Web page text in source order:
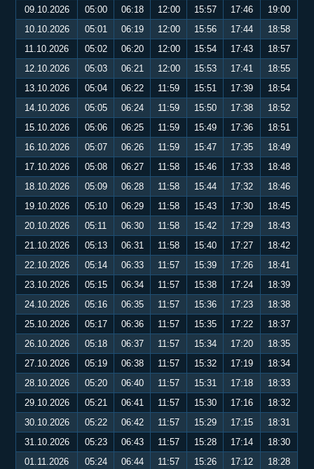
09.10.2026
05:00 06:18 12:00 15:57 17:46
19:00
10.10.2026
05:01 06:19 12:00 15:56 17:44
18:58
11.10.2026
05:02 06:20 12:00 15:54 17:43
18:57
12.10.2026
05:03 06:21 12:00 15:53 17:41
18:55
13.10.2026
05:04 06:22 11:59 15:51 17:39
18:54
14.10.2026
05:05 06:24 11:59 15:50 17:38
18:52
15.10.2026
05:06 06:25 11:59 15:49 17:36
18:51
16.10.2026
05:07 06:26 11:59 15:47 17:35
18:49
17.10.2026
05:08 06:27 11:58 15:46 17:33
18:48
18.10.2026
05:09 06:28 11:58 15:44 17:32
18:46
19.10.2026
05:10 06:29 11:58 15:43 17:30
18:45
20.10.2026
05:11 06:30 11:58 15:42 17:29
18:43
21.10.2026
05:13 06:31 11:58 15:40 17:27
18:42
22.10.2026
05:14 06:33 11:57 15:39 17:26
18:41
23.10.2026
05:15 06:34 11:57 15:38 17:24
18:39
24.10.2026
05:16 06:35 11:57 15:36 17:23
18:38
25.10.2026
05:17 06:36 11:57 15:35 17:22
18:37
26.10.2026
05:18 06:37 11:57 15:34 17:20
18:35
27.10.2026
05:19 06:38 11:57 15:32 17:19
18:34
28.10.2026
05:20 06:40 11:57 15:31 17:18
18:33
29.10.2026
05:21 06:41 11:57 15:30 17:16
18:32
30.10.2026
05:22 06:42 11:57 15:29 17:15
18:31
31.10.2026
05:23 06:43 11:57 15:28 17:14
18:30
01.11.2026
05:24 06:44 11:57 15:26 17:12 18:28